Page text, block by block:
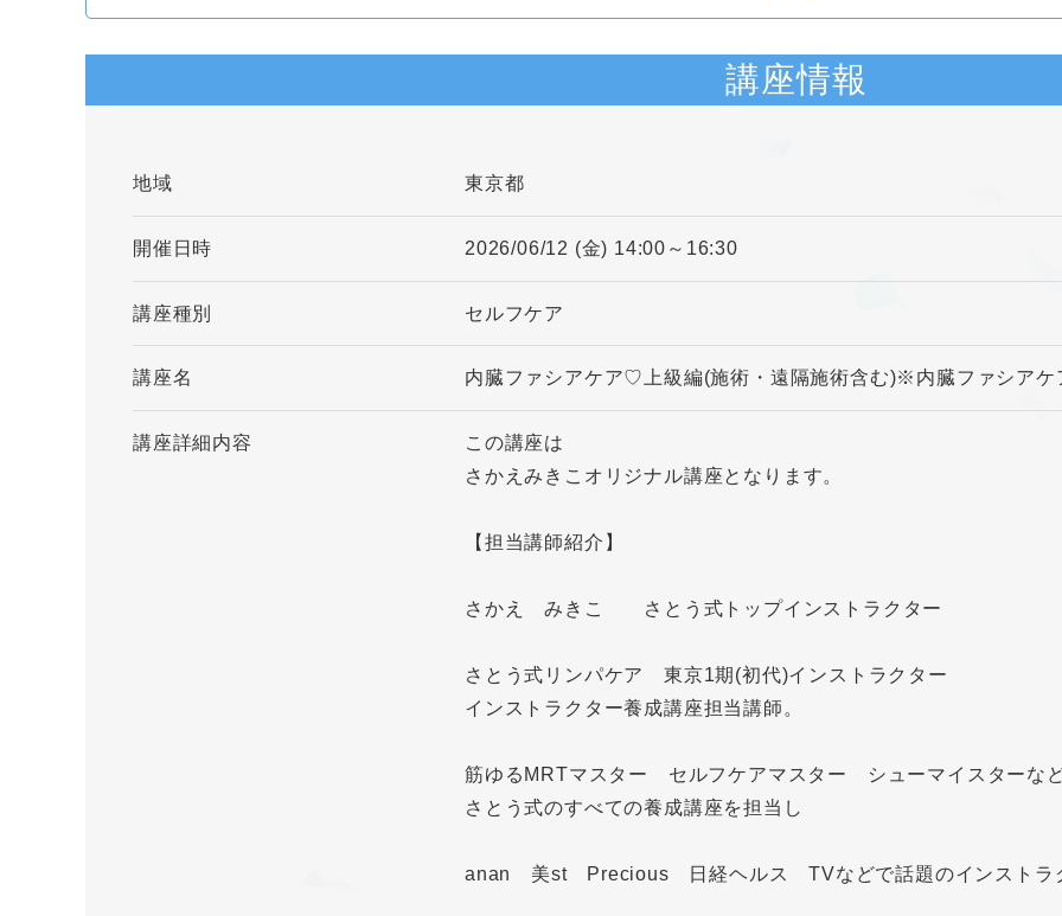
講座情報
地域 東京都
開催日時 2026/06/12 (金) 14:00～16:30
講座種別 セルフケア
講座名 内臓ファシアケア♡上級編(施術・遠隔施術含む)※内臓ファシアケ
講座詳細内容
この講座は
さかえみきこオリジナル講座となります。
【担当講師紹介】
さかえ みきこ さとう式トップインストラクター
さとう式リンパケア 東京1期(初代)インストラクター
インストラクター養成講座担当講師。
筋ゆるMRTマスター セルフケアマスター シューマイスターな
さとう式のすべての養成講座を担当し
anan 美st Precious 日経ヘルス TVなどで話題のインストラ